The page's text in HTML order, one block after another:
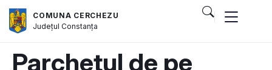
COMUNA CERCHEZU
JudețulConstanța
Parchetul de pe